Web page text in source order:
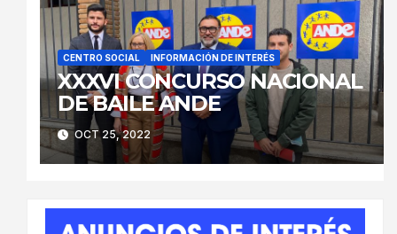
CENTRO SOCIAL INFORMACIÓN DE INTERÉS
XXXVI CONCURSO NACIONAL
DE BAILE ANDE
OCT 25, 2022